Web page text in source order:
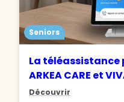
Seniors
La téléassistance
ARKEA CARE et
Découvrir